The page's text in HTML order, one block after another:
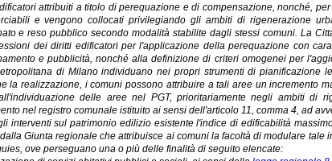
attribuiti a titolo di perequazione e di compensazione, nonché,
e vengono collocati privilegiando gli ambiti di rigenerazione
e reso pubblico secondo modalità stabilite dagli stessi comuni. La
dei diritti edificatori per l'applicazione della perequazione con
e pubblicità, nonché alla definizione di criteri omogenei per
di Milano individuano nei propri strumenti di
la realizzazione, i comuni possono attribuire a tali aree un incremento
delle aree nel PGT, prioritariamente negli ambiti di
nel registro comunale istituito ai sensi dell'articolo 11, comma 4, ad
interventi sul patrimonio edilizio esistente l'indice di edificabilità
Giunta regionale che attribuisce ai comuni la facoltà di modulare
ove perseguano una o più delle finalità di seguito elencate: